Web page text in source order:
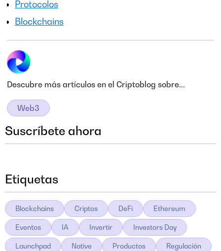
Protocolos
Blockchains
Descubre más artículos en el Criptoblog sobre...
Web3
Suscríbete ahora
Etiquetas
Blockchains Criptos DeFi Ethereum
Eventos IA Invertir Investors Day
Launchpad Native Productos Regulación